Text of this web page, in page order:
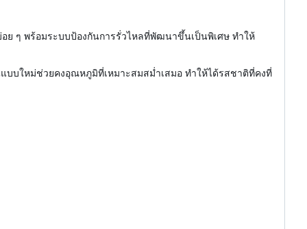
ย ๆ พร้อมระบบป้องกันการรั่วไหลที่พัฒนาขึ้นเป็นพิเศษ ทำให้
บบใหม่ช่วยคงอุณหภูมิที่เหมาะสมสม่ำเสมอ ทำให้ได้รสชาติที่คงที่